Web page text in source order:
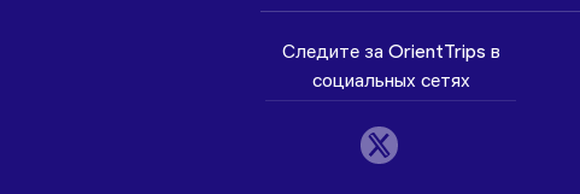
Следите за OrientTrips в
социальных сетях